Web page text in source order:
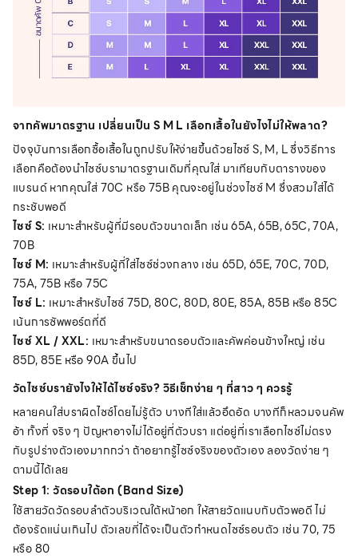
จากคัพมาตรฐาน เปลี่ยนเป็น S M L เลือกเสื้อในยังไงไม่ให้พลาด?
ปัจจุบันการเลือกซื้อเสื้อในถูกปรับให้ง่ายขึ้นด้วยไซซ์ S, M, L ซึ่งวิธีการ
เลือกคือต้องนำไซซ์บรามาตรฐานเดิมที่คุณใส่ มาเทียบกับตารางของ
แบรนด์ หากคุณใส่ 70C หรือ 75B คุณจะอยู่ในช่วงไซซ์ M ซึ่งสวมใส่ได้
กระชับพอดี
ไซซ์ S: เหมาะสำหรับผู้ที่มีรอบตัวขนาดเล็ก เช่น 65A, 65B, 65C, 70A,
70B
ไซซ์ M: เหมาะสำหรับผู้ที่ใส่ไซซ์ช่วงกลาง เช่น 65D, 65E, 70C, 70D,
75A, 75B หรือ 75C
ไซซ์ L: เหมาะสำหรับไซซ์ 75D, 80C, 80D, 80E, 85A, 85B หรือ 85C
เน้นการซัพพอร์ตที่ดี
ไซซ์ XL / XXL: เหมาะสำหรับขนาดรอบตัวและคัพค่อนข้างใหญ่ เช่น
85D, 85E หรือ 90A ขึ้นไป
วัดไซซ์บรายังไงให้ได้ไซซ์จริง? วิธีเช็กง่าย ๆ ที่สาว ๆ ควรรู้
หลายคนใส่บราผิดไซซ์โดยไม่รู้ตัว บางทีใส่แล้วอึดอัด บางทีก็หลวมจนคัพ
อ้า ทั้งที่ จริง ๆ ปัญหาอาจไม่ได้อยู่ที่ตัวบรา แต่อยู่ที่เราเลือกไซซ์ไม่ตรง
กับรูปร่างตัวเองมากกว่า ถ้าอยากรู้ไซซ์จริงของตัวเอง ลองวัดง่าย ๆ
ตามนี้ได้เลย
Step 1: วัดรอบใต้อก (Band Size)
ใช้สายวัดวัดรอบลำตัวบริเวณใต้หน้าอก ให้สายวัดแนบกับตัวพอดี ไม่
ต้องรัดแน่นเกินไป ตัวเลขที่ได้จะเป็นตัวกำหนดไซซ์รอบตัว เช่น 70, 75
หรือ 80